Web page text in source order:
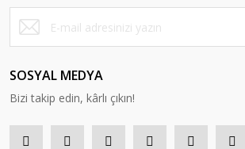
SOSYAL MEDYA
Bizi takip edin, kârlı çıkın!